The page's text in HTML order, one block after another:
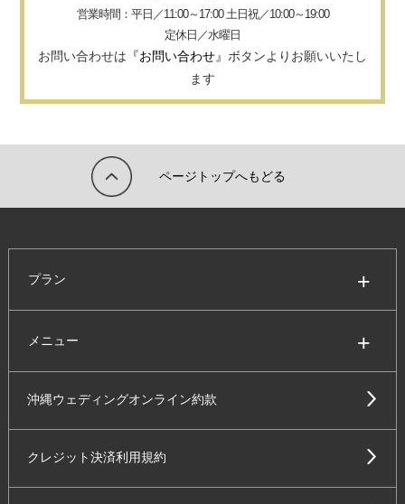
営業時間：平日／11:00～17:00 土日祝／10:00～19:00
定休日／水曜日
お問い合わせは 『お問い合わせ』 ボタンよりお願いいたし
ます
ページトップへもどる
プラン
メニュー
沖縄ウェディングオンライン約款
クレジット決済利用規約